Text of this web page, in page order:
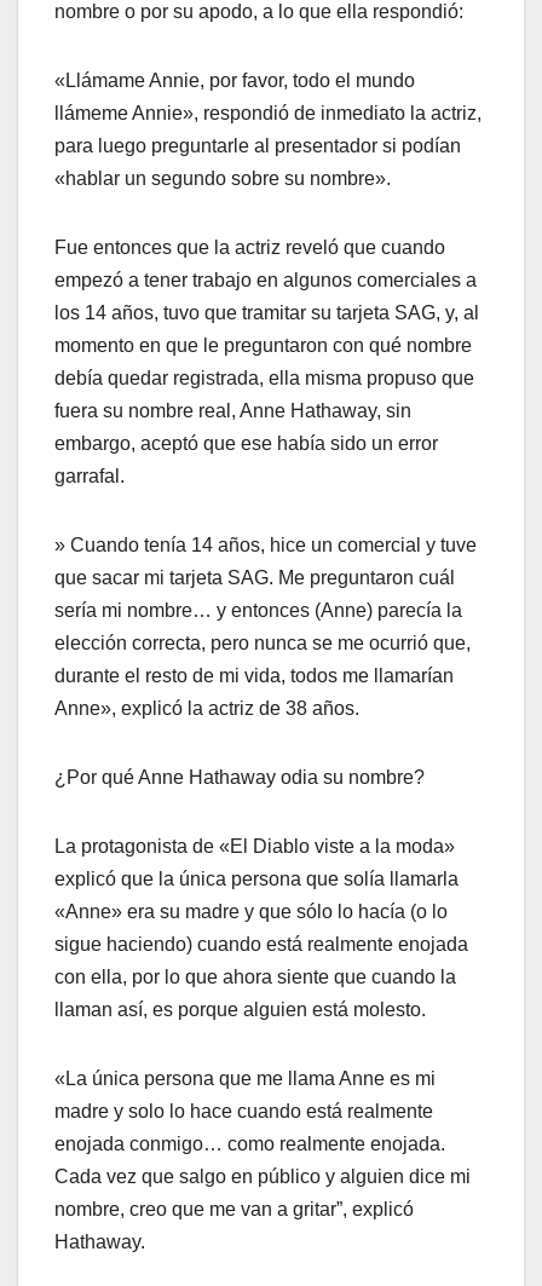
nombre o por su apodo, a lo que ella respondió:
«Llámame Annie, por favor, todo el mundo
llámeme Annie», respondió de inmediato la actriz,
para luego preguntarle al presentador si podían
«hablar un segundo sobre su nombre».
Fue entonces que la actriz reveló que cuando
empezó a tener trabajo en algunos comerciales a
los 14 años, tuvo que tramitar su tarjeta SAG, y, al
momento en que le preguntaron con qué nombre
debía quedar registrada, ella misma propuso que
fuera su nombre real, Anne Hathaway, sin
embargo, aceptó que ese había sido un error
garrafal.
» Cuando tenía 14 años, hice un comercial y tuve
que sacar mi tarjeta SAG. Me preguntaron cuál
sería mi nombre… y entonces (Anne) parecía la
elección correcta, pero nunca se me ocurrió que,
durante el resto de mi vida, todos me llamarían
Anne», explicó la actriz de 38 años.
¿Por qué Anne Hathaway odia su nombre?
La protagonista de «El Diablo viste a la moda»
explicó que la única persona que solía llamarla
«Anne» era su madre y que sólo lo hacía (o lo
sigue haciendo) cuando está realmente enojada
con ella, por lo que ahora siente que cuando la
llaman así, es porque alguien está molesto.
«La única persona que me llama Anne es mi
madre y solo lo hace cuando está realmente
enojada conmigo… como realmente enojada.
Cada vez que salgo en público y alguien dice mi
nombre, creo que me van a gritar”, explicó
Hathaway.